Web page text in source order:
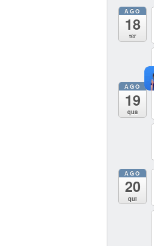
AGO
18
ter
AGO
19
qua
AGO
20
qui